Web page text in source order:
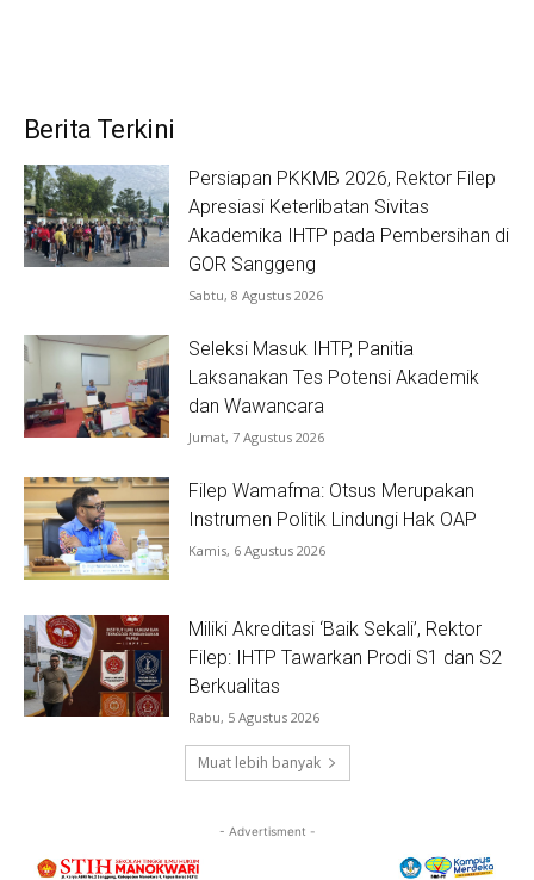
Berita Terkini
Persiapan PKKMB 2026, Rektor Filep
Apresiasi Keterlibatan Sivitas
Akademika IHTP pada Pembersihan di
GOR Sanggeng
Sabtu, 8 Agustus 2026
Seleksi Masuk IHTP, Panitia
Laksanakan Tes Potensi Akademik
dan Wawancara
Jumat, 7 Agustus 2026
Filep Wamafma: Otsus Merupakan
Instrumen Politik Lindungi Hak OAP
Kamis, 6 Agustus 2026
Miliki Akreditasi ‘Baik Sekali’, Rektor
Filep: IHTP Tawarkan Prodi S1 dan S2
Berkualitas
Rabu, 5 Agustus 2026
Muat lebih banyak
- Advertisment -